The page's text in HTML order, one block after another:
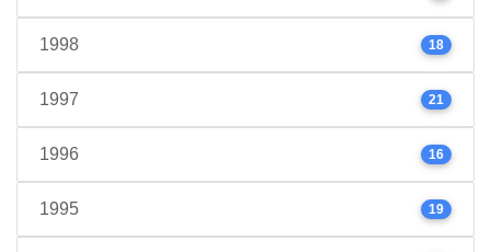
1998 18
1997 21
1996 16
1995 19